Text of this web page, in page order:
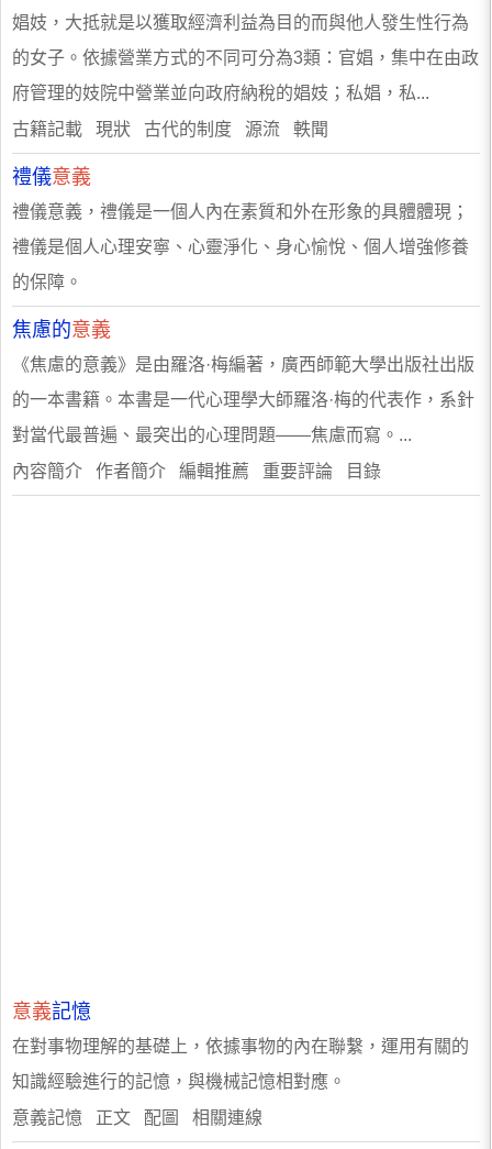
娼妓，大抵就是以獲取經濟利益為目的而與他人發生性行為
的女子。依據營業方式的不同可分為3類：官娼，集中在由政
府管理的妓院中營業並向政府納稅的娼妓；私娼，私...
古籍記載 現狀 古代的制度 源流 軼聞
禮儀意義
禮儀意義，禮儀是一個人內在素質和外在形象的具體體現；
禮儀是個人心理安寧、心靈淨化、身心愉悅、個人增強修養
的保障。
焦慮的意義
《焦慮的意義》是由羅洛·梅編著，廣西師範大學出版社出版
的一本書籍。本書是一代心理學大師羅洛·梅的代表作，系針
對當代最普遍、最突出的心理問題——焦慮而寫。...
內容簡介 作者簡介 編輯推薦 重要評論 目錄
意義記憶
在對事物理解的基礎上，依據事物的內在聯繫，運用有關的
知識經驗進行的記憶，與機械記憶相對應。
意義記憶 正文 配圖 相關連線